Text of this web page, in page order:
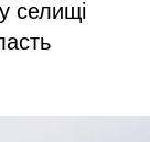
селищі